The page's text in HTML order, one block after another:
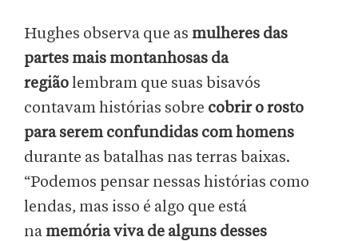
Hughes observa que as mulheres das
partes mais montanhosas da
regiãolembram que suas bisavós
contavam histórias sobre cobrir o rosto
para serem confundidas com homens
durante as batalhas nas terras baixas.
“Podemos pensar nessas histórias como
lendas, mas isso é algo que está
na memória viva de alguns desses